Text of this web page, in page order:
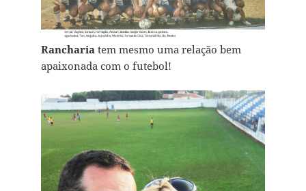
Ranchariatem mesmo uma relação bem
apaixonada com o futebol!